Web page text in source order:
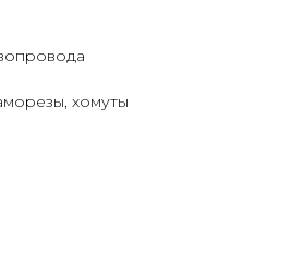
хомуты